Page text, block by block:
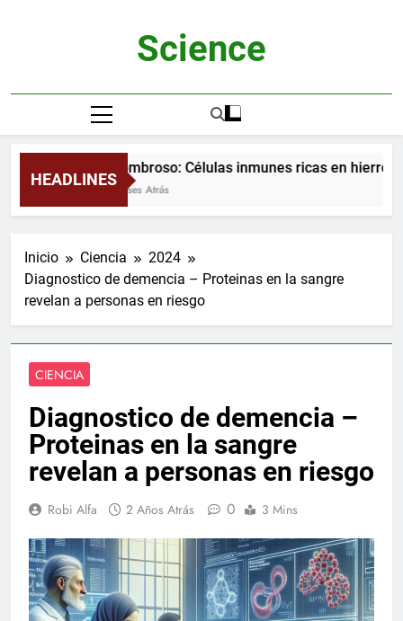
Science
HEADLINES
Asombroso: Células inmunes ricas en hierro
2 Meses Atrás
Inicio Ciencia
2024
Diagnostico de demencia – Proteinas en la sangre
revelan a personas en riesgo
CIENCIA
Diagnostico de demencia –
Proteinas en la sangre
revelan a personas en riesgo
Robi Alfa 2 Años Atrás 0 3 Mins